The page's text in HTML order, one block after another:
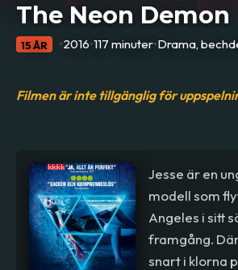
The Neon Demon
15 ÅR •2016•117 minuter•Drama,
Filmen är inte tillgänglig för
Jesse är en
modell som
Angeles i sitt
framgång.
snart i klorna